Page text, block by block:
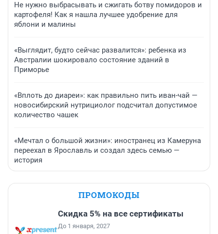
Не нужно выбрасывать и сжигать ботву помидоров и
картофеля! Как я нашла лучшее удобрение для
яблони и малины
«Выглядит, будто сейчас развалится»: ребенка из
Австралии шокировало состояние зданий в
Приморье
«Вплоть до диареи»: как правильно пить иван-чай —
новосибирский нутрициолог подсчитал допустимое
количество чашек
«Мечтал о большой жизни»: иностранец из Камеруна
переехал в Ярославль и создал здесь семью —
история
ПРОМОКОДЫ
Скидка 5% на все сертификаты
До 1 января, 2027